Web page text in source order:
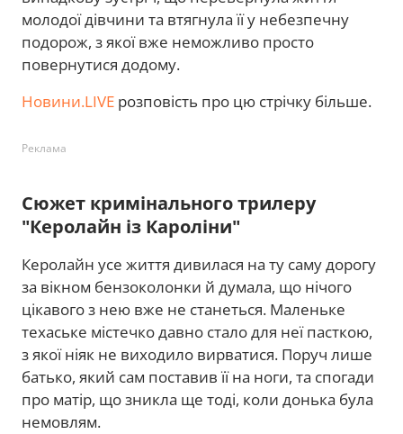
молодої дівчини та втягнула її у небезпечну
подорож, з якої вже неможливо просто
повернутися додому.
Новини.LIVE розповість про цю стрічку більше.
Реклама
Сюжет кримінального трилеру
"Керолайн із Кароліни"
Керолайн усе життя дивилася на ту саму дорогу
за вікном бензоколонки й думала, що нічого
цікавого з нею вже не станеться. Маленьке
техаське містечко давно стало для неї пасткою,
з якої ніяк не виходило вирватися. Поруч лише
батько, який сам поставив її на ноги, та спогади
про матір, що зникла ще тоді, коли донька була
немовлям.